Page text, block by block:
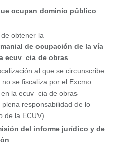
ocupan dominio público
obtener la
de ocupación de la vía
ecuv_cia de obras
al que se circunscribe
no se fiscaliza por el Excmo.
la ecuv_cia de obras
responsabilidad de lo
de la ECUV).
del informe jurídico y de